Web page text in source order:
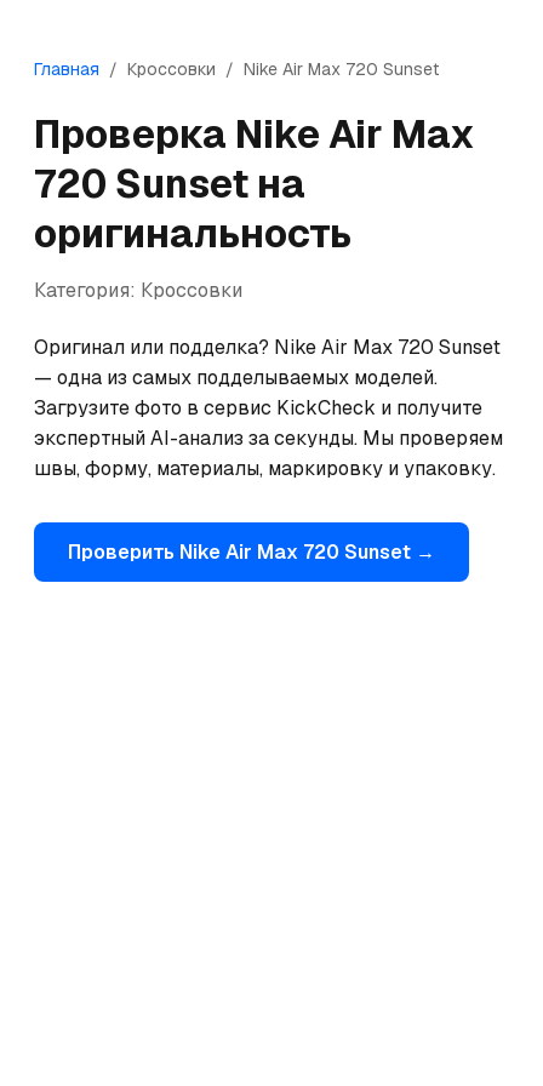
Главная / Кроссовки / Nike Air Max 720 Sunset
Проверка NikeAir Max
720 Sunset на
оригинальность
Категория: Кроссовки
Оригинал или подделка? Nike Air Max 720 Sunset
— одна из самых подделываемых моделей.
Загрузите фото в сервис KickCheck и получите
экспертный AI-анализ за секунды. Мы проверяем
швы, форму, материалы, маркировку и упаковку.
Проверить NikeAir Max 720 Sunset →